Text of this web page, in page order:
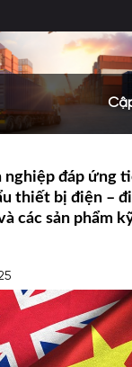
nghiệp đáp ứng
thiết bị điện –
các sản phẩm